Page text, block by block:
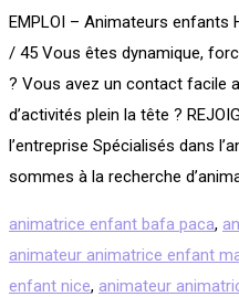
EMPLOI – Animateurs
/ 45 Vous êtes dynamique,
? Vous avez un contact facile
d’activités plein la tête ?
l’entreprise Spécialisés dans
sommes à la recherche
animatrice enfant bafa paca,
animateur animatrice enfant
enfant nice, animateur